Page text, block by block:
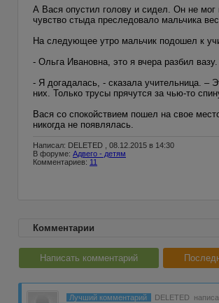
А Вася опустил голову и сидел. Он не мог
чувство стыда преследовало мальчика
На следующее утро мальчик подошел к
- Ольга Ивановна, это я вчера разбил
- Я догадалась, - сказала учительница. –
них. Только трусы прячутся за чью-то
Вася со спокойствием пошел на свое
никогда не появлялась.
Написал: DELETED , 08.12.2015 в 14:30
В форуме: Адвего - детям
Комментариев: 11
Комментарии
Написать комментарий
Лучший комментарий DELETED